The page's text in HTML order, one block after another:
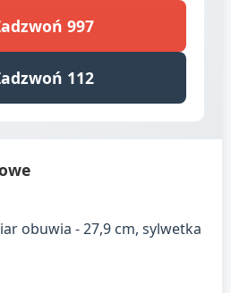
997
112
obuwia - 27,9 cm, sylwetka